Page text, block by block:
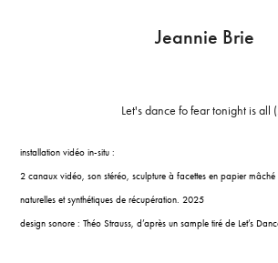
Jeannie Brie
Let's dance fo fear tonight is all
installation vidéo in-situ :
2 canaux vidéo, son stéréo, sculpture à facettes en papier mâché
naturelles et synthétiques de récupération. 2025
design sonore : Théo Strauss, d’après un sample tiré de Let’s